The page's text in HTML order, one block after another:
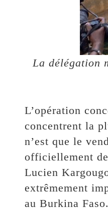
La délégation
L’opération
concentrent la
n’est que le
officiellement
Lucien
extrêmement
au Burkina